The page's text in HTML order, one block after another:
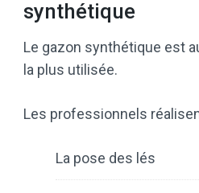
synthétique
Le gazon synthétique est
la plus utilisée.
Les professionnels
La pose des lés